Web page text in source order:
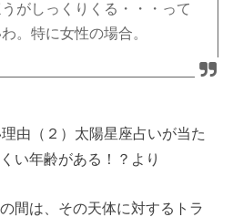
がしっくりくる・・・って
。特に女性の場合。
由（２）太陽星座占いが当た
い年齢がある！？より
間は、その天体に対するトラ